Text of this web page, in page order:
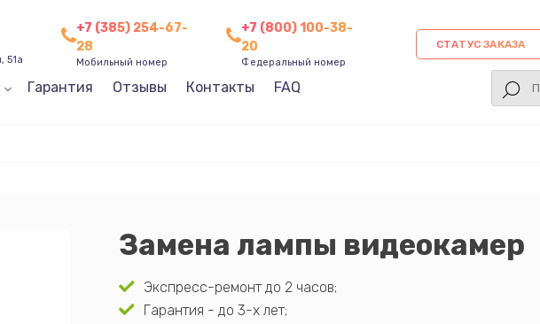
51а
+7 (385) 254-67-
28
Мобильный номер
+7 (800) 100-38-
20
Федеральный номер
СТАТУС ЗАКАЗА
Гарантия Отзывы Контакты FAQ
Замена лампы видеокамер
Экспресс-ремонт до 2 часов;
Гарантия - до 3-х лет;